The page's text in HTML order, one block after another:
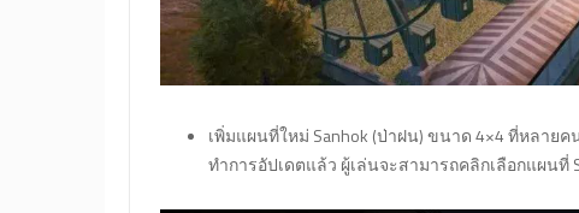
เพิ่มแผนที่ใหม่ Sanhok (ป่าฝน) ขนาด 4×4 ที่หลาย
ทำการอัปเดตแล้ว ผู้เล่นจะสามารถคลิกเลือกแผนที่